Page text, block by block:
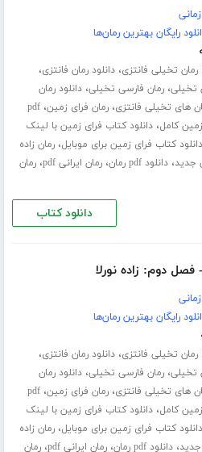
رایگان بهترین رمان‌ها
رمان تخیلی فانتزی،دانلود رمان فانتزی،
تخیلی،رمان فارسی تخیلی،دانلود رمان
های تخیلی فانتزی،رمان فرای زمین،pdf
کامل،دانلود کتاب فرای زمین با لینک
دانلود کتاب فرای زمین برای موبایل،رمان زاده
جدید،دانلود pdf رمان ،رمان ایرانی pdf ،رمان
دانلود کتاب
فصل دوم: زاده نورلا
رایگان بهترین رمان‌ها
رمان تخیلی فانتزی،دانلود رمان فانتزی،
تخیلی،رمان فارسی تخیلی،دانلود رمان
های تخیلی فانتزی،رمان فرای زمین،pdf
کامل،دانلود کتاب فرای زمین با لینک
دانلود کتاب فرای زمین برای موبایل،رمان زاده
جدید،دانلود pdf رمان ،رمان ایرانی pdf ،رمان